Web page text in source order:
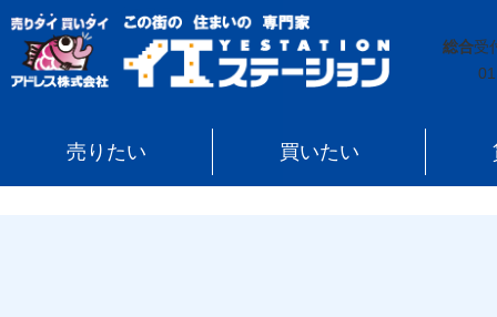
総合受
売りたい 買いたい
イエステーション » 会社概要